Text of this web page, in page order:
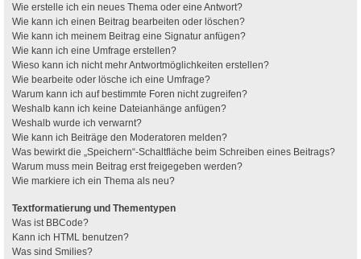
Wie erstelle ich ein neues Thema oder eine Antwort?
Wie kann ich einen Beitrag bearbeiten oder löschen?
Wie kann ich meinem Beitrag eine Signatur anfügen?
Wie kann ich eine Umfrage erstellen?
Wieso kann ich nicht mehr Antwortmöglichkeiten erstellen?
Wie bearbeite oder lösche ich eine Umfrage?
Warum kann ich auf bestimmte Foren nicht zugreifen?
Weshalb kann ich keine Dateianhänge anfügen?
Weshalb wurde ich verwarnt?
Wie kann ich Beiträge den Moderatoren melden?
Was bewirkt die „Speichern“-Schaltfläche beim Schreiben eines Beitrags?
Warum muss mein Beitrag erst freigegeben werden?
Wie markiere ich ein Thema als neu?
Textformatierung und Thementypen
Was ist BBCode?
Kann ich HTML benutzen?
Was sind Smilies?